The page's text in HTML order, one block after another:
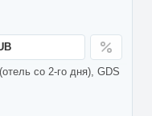
со 2-го дня), GDS